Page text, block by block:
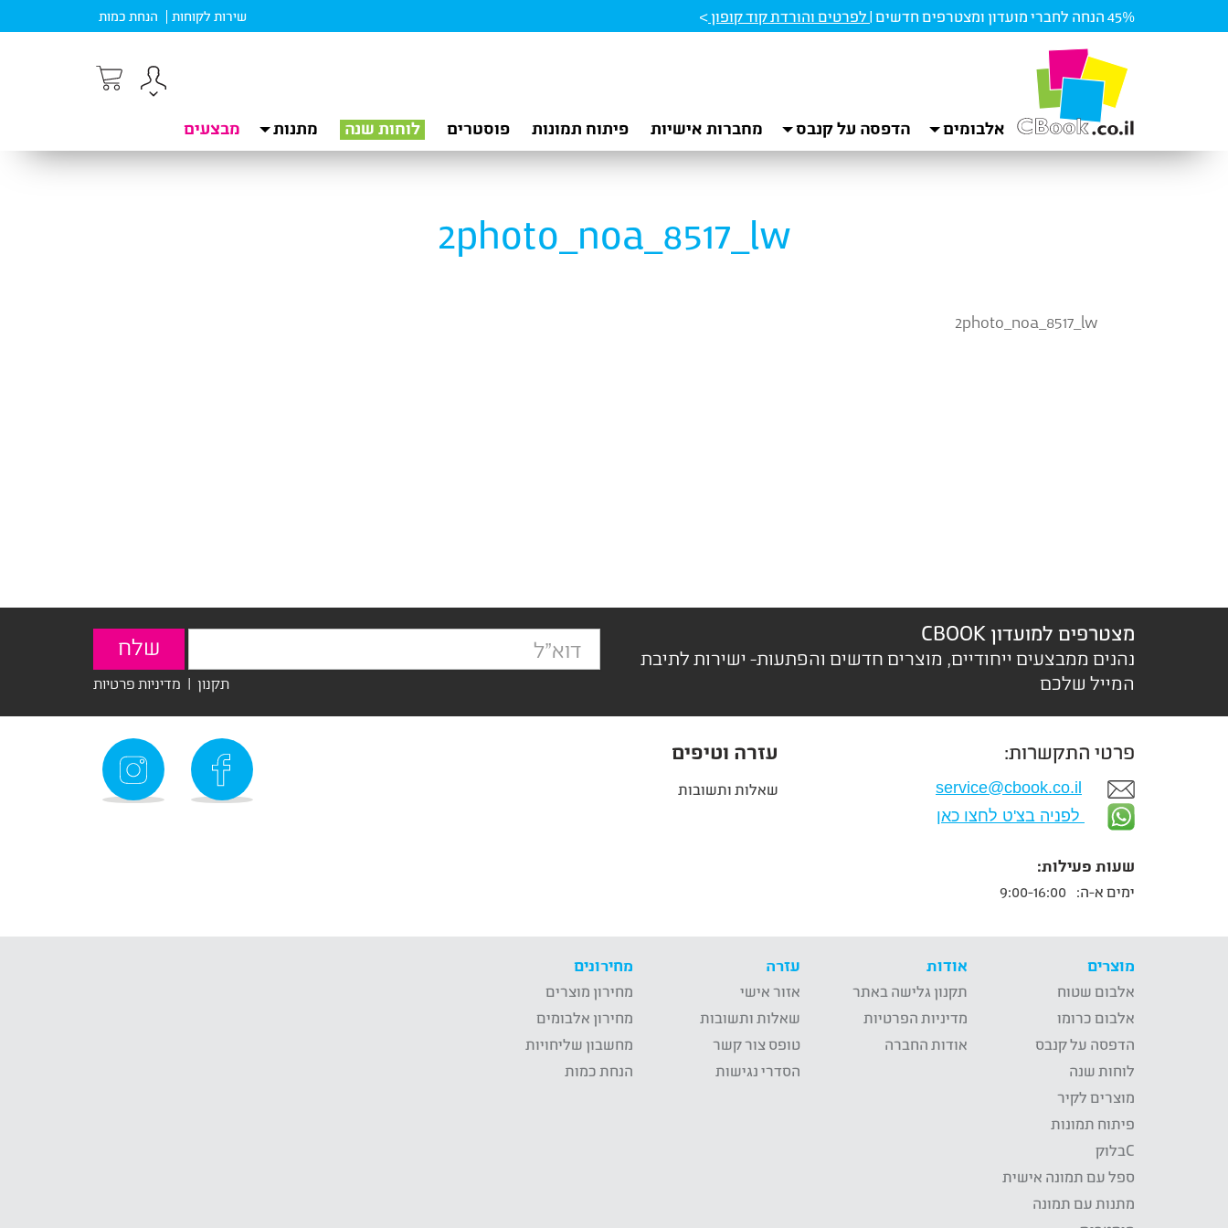
45% הנחה לחברי מועדון ומצטרפים חדשים | לפרטים והורדת קוד קופון> שירות לקוחות הנחת כמות
אלבומים הדפסה על קנבס מחברות אישיות פיתוח תמונות פוסטרים לוחות שנה מתנות מבצעים
2photo_noa_8517_lw
2photo_noa_8517_lw
מצטרפים למועדון CBOOK
נהנים ממבצעים ייחודיים, מוצרים חדשים והפתעות- ישירות לתיבת
המייל שלכם
תקנון | מדיניות פרטיות
פרטי התקשרות:
service@cbook.co.il
לפניה בצ'ט לחצו כאן
שעות פעילות:
ימים א-ה:
עזרה וטיפים
שאלות ותשובות
מוצרים
אלבום שטוח
אלבום כרומו
הדפסה על קנבס
לוחות שנה
מוצרים לקיר
פיתוח תמונות
Cבלוק
ספל עם תמונה אישית
מתנות עם תמונה
אודות
תקנון גלישה באתר
מדיניות הפרטיות
אודות החברה
עזרה
אזור אישי
שאלות ותשובות
טופס צור קשר
הסדרי נגישות
מחירונים
מחירון מוצרים
מחירון אלבומים
מחשבון שליחויות
הנחת כמות